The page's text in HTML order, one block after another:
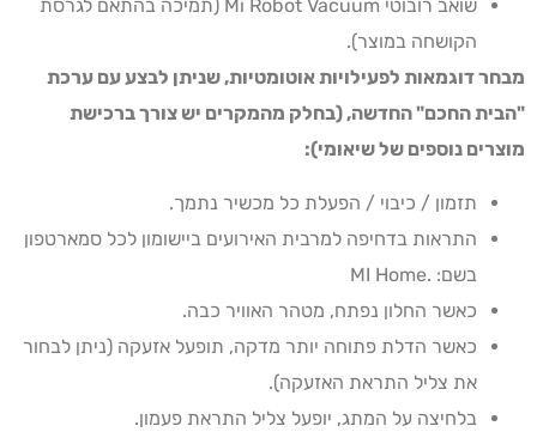
שואב רובוטי Mi Robot Vacuum (תמיכה בהתאם לגרסת
הקושחה במוצר).
מבחר דוגמאות לפעילויות אוטומטיות, שניתן לבצע עם ערכת
"הבית החכם" החדשה, (בחלק מהמקרים יש צורך ברכישת
מוצרים נוספים של שיאומי):
תזמון / כיבוי / הפעלת כל מכשיר נתמך.
התראות בדחיפה למרבית האירועים ביישומון לכל סמארטפון
בשם: .MI Home
כאשר החלון נפתח, מטהר האוויר כבה.
כאשר הדלת פתוחה יותר מדקה, תופעל אזעקה (ניתן לבחור
את צליל התראת האזעקה).
בלחיצה על המתג, יופעל צליל התראת פעמון.